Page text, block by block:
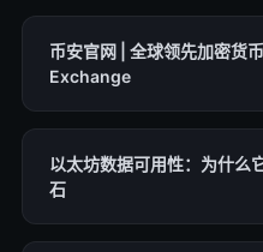
币安官网 | 全球领先加密货
Exchange
以太坊数据可用性：为什么
石